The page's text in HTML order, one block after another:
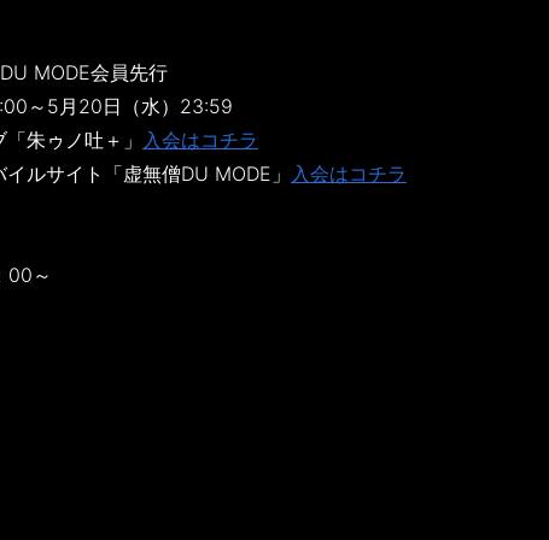
MODE会員先行
～5月20日（水）23:59
朱ゥノ吐＋」 入会はコチラ
ルサイト「虚無僧DU MODE」 入会はコチラ
00～